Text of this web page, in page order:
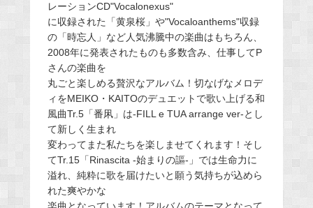
レーションCD"Vocalonexus"
に収録された「黄泉桜」や"Vocaloanthems"収録
の「時忘人」など人気沸騰中の楽曲はもちろん、
2008年に発表されたものも多数含み、仕事してP
さんの楽曲を
丸ごと楽しめる贅沢なアルバム！切なげなメロデ
ィをMEIKO・KAITOのデュエットで歌い上げる和
風曲Tr.5「番凩」は-FILL e TUA arrange ver-とし
て新しく生まれ
変わってまた私たちを楽しませてくれます！そし
てTr.15「Rinascita -始まりの謳-」では生命力に
溢れ、純粋に歌を届けたいと願う気持ちが込めら
れた爽やかな